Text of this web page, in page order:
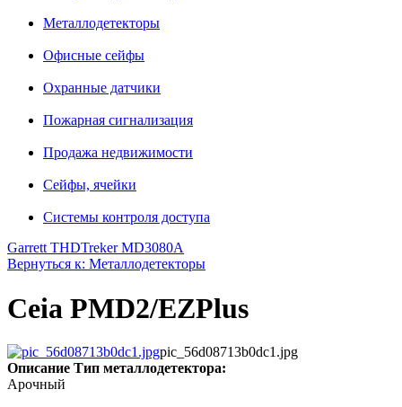
Металлодетекторы
Офисные сейфы
Охранные датчики
Пожарная сигнализация
Продажа недвижимости
Сейфы, ячейки
Системы контроля доступа
Garrett THDTreker MD3080A
Вернуться к: Металлодетекторы
Ceia PMD2/EZPlus
pic_56d08713b0dc1.jpg
Описание Тип металлодетектора:
Арочный